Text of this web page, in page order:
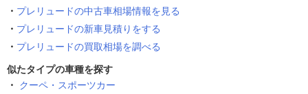
プレリュードの中古車相場情報を見る
プレリュードの新車見積りをする
プレリュードの買取相場を調べる
似たタイプの車種を探す
クーペ・スポーツカー